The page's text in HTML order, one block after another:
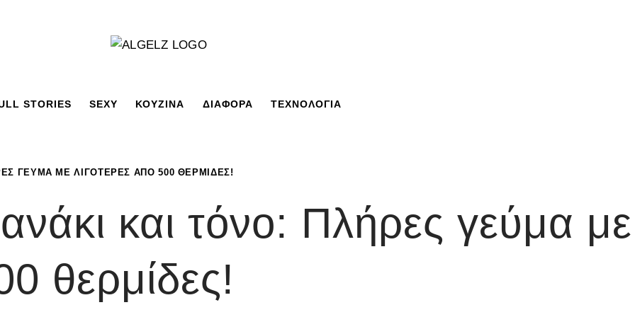
STORIES SEXY ΚΟΥΖΙΝΑ ΔΙΑΦΟΡΑ ΤΕΧΝΟΛΟΓΙΑ
ΓΕΎΜΑ ΜΕ ΛΙΓΌΤΕΡΕΣ ΑΠΟ 500 ΘΕΡΜΊΔΕΣ!
και τόνο: Πλήρες γεύμα με
θερμίδες!